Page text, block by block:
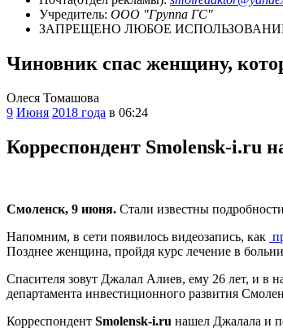
Учредитель: ООО "Группа ГС"
ЗАПРЕЩЕНО ЛЮБОЕ
Чиновник спас женщину,
Олеся Томашова
9 Июня 2018 года в 06:24
Корреспондент Smolensk-i.ru
Смоленск, 9 июня. Стали известны
Напомним, в сети появилось видеозапись, как
Позднее женщина, пройдя курс лечение в
Спасителя зовут Джалал Алиев, ему 26 лет, и в
департамента инвестиционного развития
Корреспондент Smolensk-i.ru нашел Джалала и